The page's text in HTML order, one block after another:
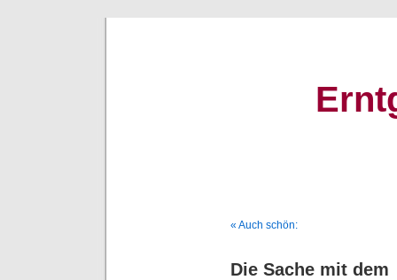
« Auch schön:
Die Sache mit dem